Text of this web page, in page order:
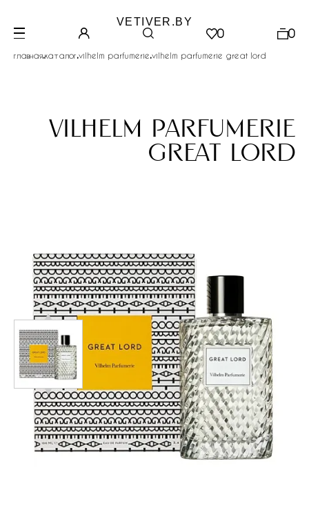
VETIVER.BY
0 0
главная.каталог.vilhelm parfumerie.vilhelm parfumerie great lord
vilhelm parfumerie
great lord